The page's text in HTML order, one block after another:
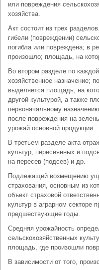
или повреждения
хозяйства.
Акт состоит из трех
гибели (повреждении)
погибла или повреждена; в
произошло; площадь, на
Во втором разделе по
хозяйственное назначение;
выделяется площадь, на
другой культурой, а также
первоначальному
после повреждения на
урожай основной продукции.
В третьем разделе акта
культур, пересеянных и
на пересев (подсев) и др.
Подлежащий возмещению
страхования, основным из
объект страховой
культур в аграрном секторе
предшествующие годы.
Средняя урожайность
сельскохозяйственных
площадь, где произошли
В зависимости от того,